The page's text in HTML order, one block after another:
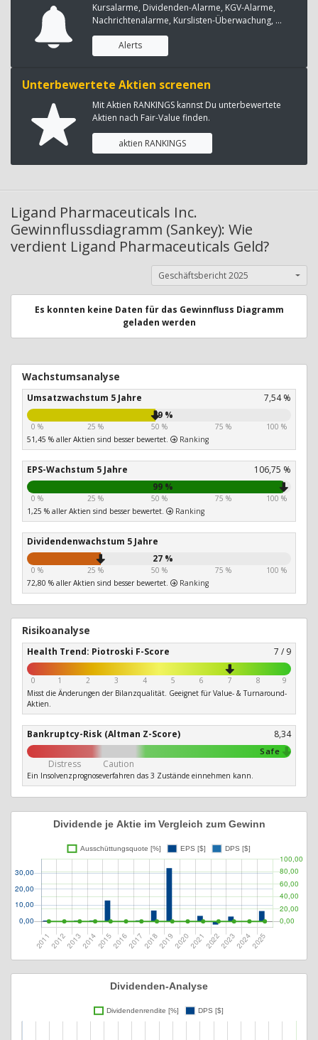
Kursalarme, Dividenden-Alarme, KGV-Alarme,
Nachrichtenalarme, Kurslisten-Überwachung, ...
Alerts
Unterbewertete Aktien screenen
Mit Aktien RANKINGS kannst Du unterbewertete
Aktien nach Fair-Value finden.
aktien RANKINGS
Ligand Pharmaceuticals Inc.
Gewinnflussdiagramm (Sankey): Wie
verdient Ligand Pharmaceuticals Geld?
Geschäftsbericht 2025
Es konnten keine Daten für das Gewinnfluss Diagramm
geladen werden
Wachstumsanalyse
Umsatzwachstum 5 Jahre
7,54 %
49 %
0 % 25 % 50 % 75 %
100 %
51,45 % aller Aktien sind besser bewertet.
Ranking
EPS-Wachstum 5 Jahre
106,75 %
99 %
0 % 25 % 50 % 75 %
100 %
1,25 % aller Aktien sind besser bewertet.
Ranking
Dividendenwachstum 5 Jahre
27 %
0 % 25 % 50 % 75 %
100 %
72,80 % aller Aktien sind besser bewertet.
Ranking
Risikoanalyse
Health Trend: Piotroski F-Score 7 / 9
0 1 2 3 4 5 6 7 8
9
Misst die Änderungen der Bilanzqualität. Geeignet für Value- & Turnaround-
Aktien.
Bankruptcy-Risk (Altman Z-Score) 8,34
Safe
Distress Caution
Ein Insolvenzprognoseverfahren das 3 Zustände einnehmen kann.